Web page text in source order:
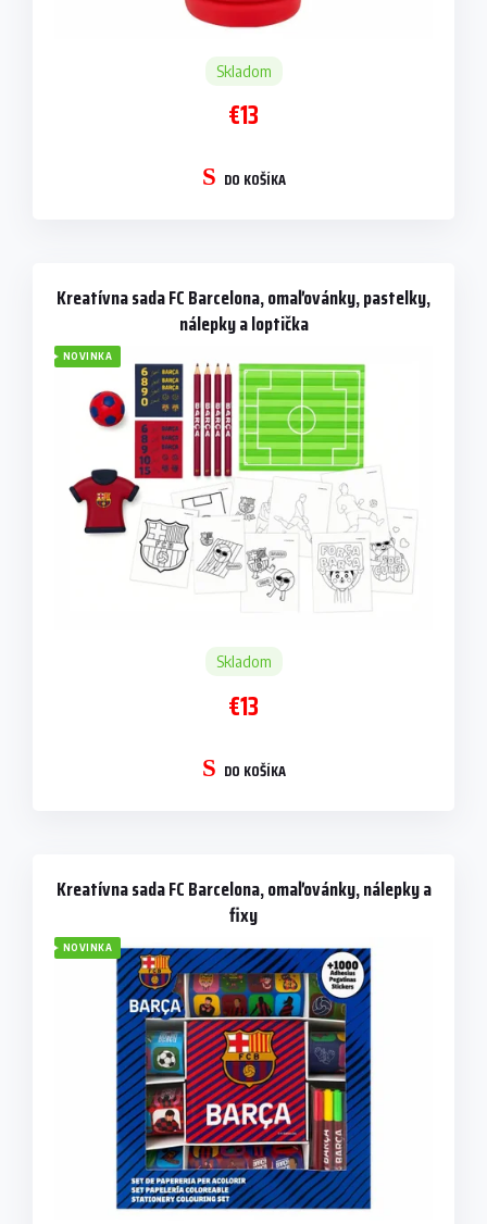
Skladom
€13
DO KOŠÍKA
Kreatívna sada FC Barcelona, omaľovánky, pastelky,
nálepky a loptička
NOVINKA
Skladom
€13
DO KOŠÍKA
Kreatívna sada FC Barcelona, omaľovánky, nálepky a
fixy
NOVINKA